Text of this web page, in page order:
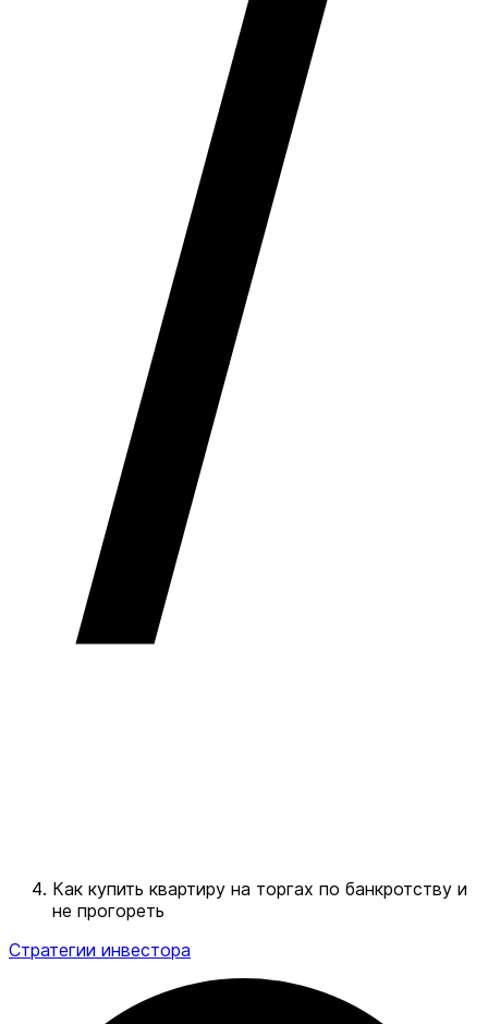
Как купить квартиру на торгах по банкротству и
не прогореть
Стратегии инвестора